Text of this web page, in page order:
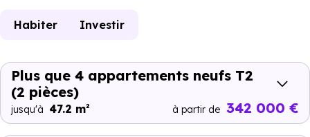
Habiter Investir
Plus que 4 appartements neufs T2
(2 pièces)
jusqu'à 47.2 m² à partir de 342 000 €